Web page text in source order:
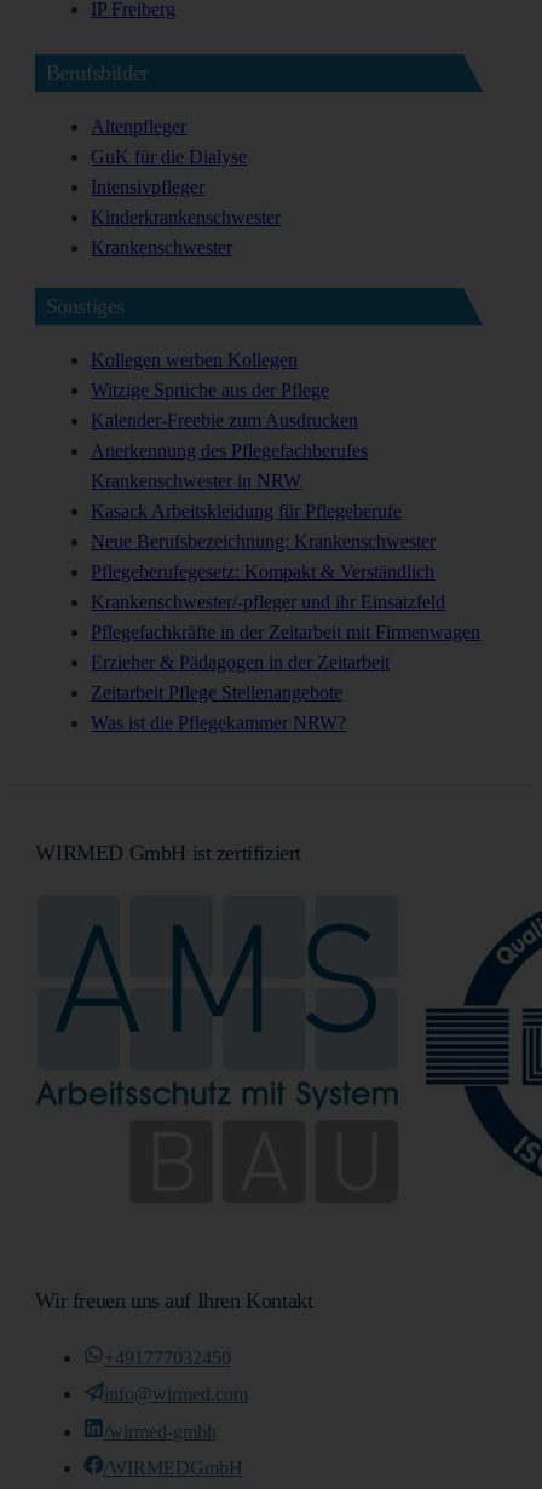
IP Freiberg
Berufsbilder
Altenpfleger
GuK für die Dialyse
Intensivpfleger
Kinderkrankenschwester
Krankenschwester
Sonstiges
Kollegen werben Kollegen
Witzige Sprüche aus der Pflege
Kalender-Freebie zum Ausdrucken
Anerkennung des Pflegefachberufes
Krankenschwester in NRW
Kasack Arbeitskleidung für Pflegeberufe
Neue Berufsbezeichnung: Krankenschwester
Pflegeberufegesetz: Kompakt & Verständlich
Krankenschwester/-pfleger und ihr Einsatzfeld
Pflegefachkräfte in der Zeitarbeit mit Firmenwagen
Erzieher & Pädagogen in der Zeitarbeit
Zeitarbeit Pflege Stellenangebote
Was ist die Pflegekammer NRW?
WIRMED GmbH ist zertifiziert
Wir freuen uns auf Ihren Kontakt
+491777032450
info@wirmed.com
/wirmed-gmbh
/WIRMEDGmbH